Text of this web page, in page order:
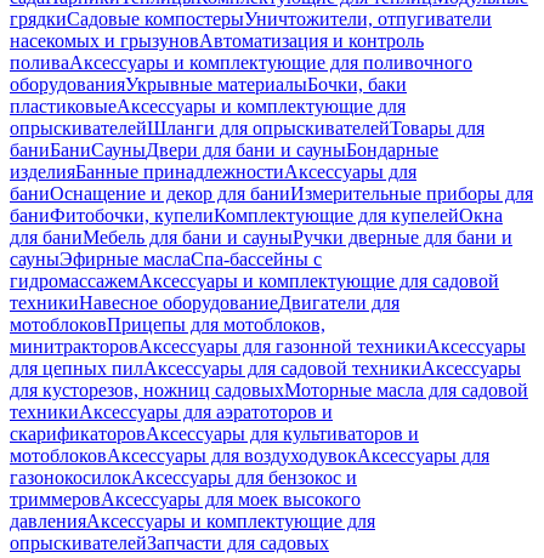
грядкиСадовые компостерыУничтожители, отпугиватели
насекомых и грызуновАвтоматизация и контроль
поливаАксессуары и комплектующие для поливочного
оборудованияУкрывные материалыБочки, баки
пластиковыеАксессуары и комплектующие для
опрыскивателейШланги для опрыскивателейТовары для
баниБаниСауныДвери для бани и сауныБондарные
изделияБанные принадлежностиАксессуары для
баниОснащение и декор для баниИзмерительные приборы для
баниФитобочки, купелиКомплектующие для купелейОкна
для баниМебель для бани и сауныРучки дверные для бани и
сауныЭфирные маслаСпа-бассейны с
гидромассажемАксессуары и комплектующие для садовой
техникиНавесное оборудованиеДвигатели для
мотоблоковПрицепы для мотоблоков,
минитракторовАксессуары для газонной техникиАксессуары
для цепных пилАксессуары для садовой техникиАксессуары
для кусторезов, ножниц садовыхМоторные масла для садовой
техникиАксессуары для аэратоторов и
скарификаторовАксессуары для культиваторов и
мотоблоковАксессуары для воздуходувокАксессуары для
газонокосилокАксессуары для бензокос и
триммеровАксессуары для моек высокого
давленияАксессуары и комплектующие для
опрыскивателейЗапчасти для садовых